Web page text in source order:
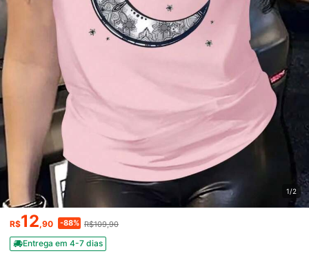
1/2
R$12,90 -88% R$109,90
Entrega em 4-7 dias